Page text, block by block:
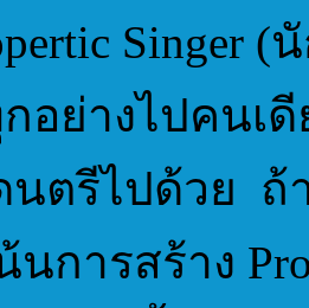
Singer
อย่างไปคนเ
ดนตรีไปด้วย
นการสร้าง